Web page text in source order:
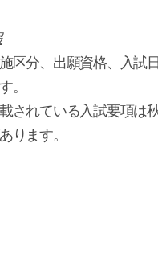
区分、出願資格、入試
。
されている入試要項は
ります。